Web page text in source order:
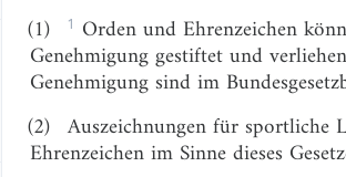
(1) 1 Orden und Ehrenzeichen
Genehmigung gestiftet und
Genehmigung sind im
(2) Auszeichnungen für sportliche
Ehrenzeichen im Sinne dieses